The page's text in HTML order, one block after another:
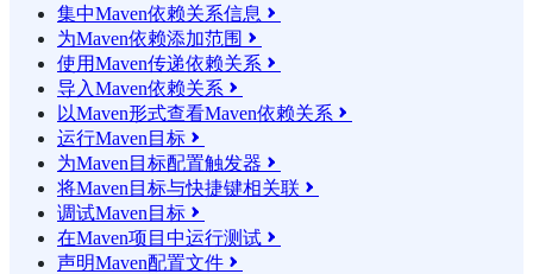
集中Maven依赖关系信息 
为Maven依赖添加范围 
使用Maven传递依赖关系 
导入Maven依赖关系 
以Maven形式查看Maven依赖关系 
运行Maven目标 
为Maven目标配置触发器 
将Maven目标与快捷键相关联 
调试Maven目标 
在Maven项目中运行测试 
声明Maven配置文件 